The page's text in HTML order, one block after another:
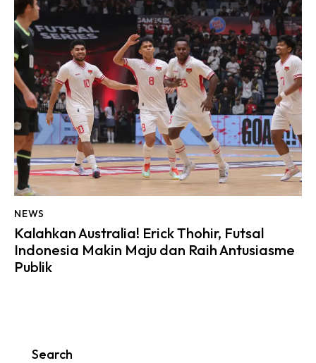
NEWS
Kalahkan Australia! Erick Thohir, Futsal
Indonesia Makin Maju dan Raih Antusiasme
Publik
Search